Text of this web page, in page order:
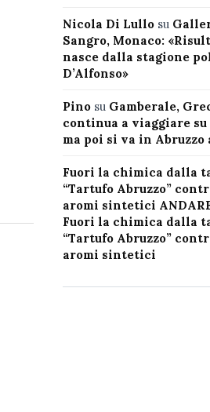
Nicola Di Lullosu
Sangro, Monaco:
nasce dalla stagione
D’Alfonso»
Pinosu Gamberale,
continua a viaggiare
ma poi si va in
Fuori la chimica dalla
“Tartufo Abruzzo”
aromi sintetici
Fuori la chimica dalla
“Tartufo Abruzzo”
aromi sintetici